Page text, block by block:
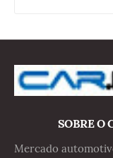
SOBRE O
Mercado